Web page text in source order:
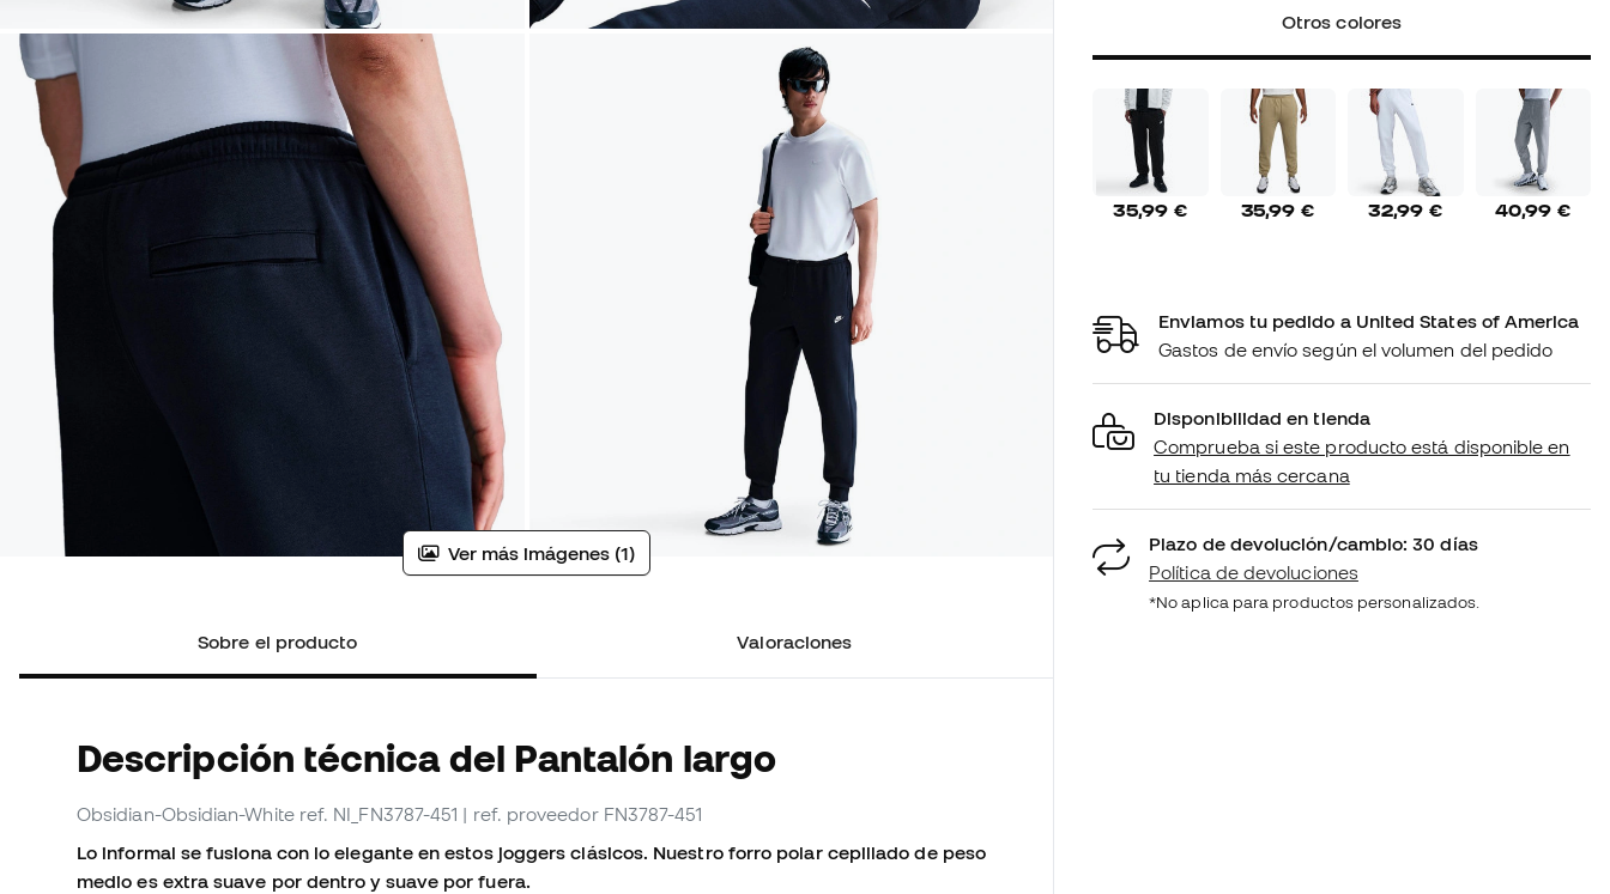
Ver más imágenes (1)
Sobre el producto Valoraciones
Descripción técnica del Pantalón largo
Obsidian-Obsidian-White ref. NI_FN3787-451 | ref. proveedor FN3787-451
Lo informal se fusiona con lo elegante en estos joggers clásicos. Nuestro forro polar cepillado de peso
medio es extra suave por dentro y suave por fuera.
Otros colores
35,99 € 35,99 € 32,99 € 40,99 €
Enviamos tu pedido a United States of America
Gastos de envío según el volumen del pedido
Disponibilidad en tienda
Comprueba si este producto está disponible en
tu tienda más cercana
Plazo de devolución/cambio: 30 días
Política de devoluciones
*No aplica para productos personalizados.